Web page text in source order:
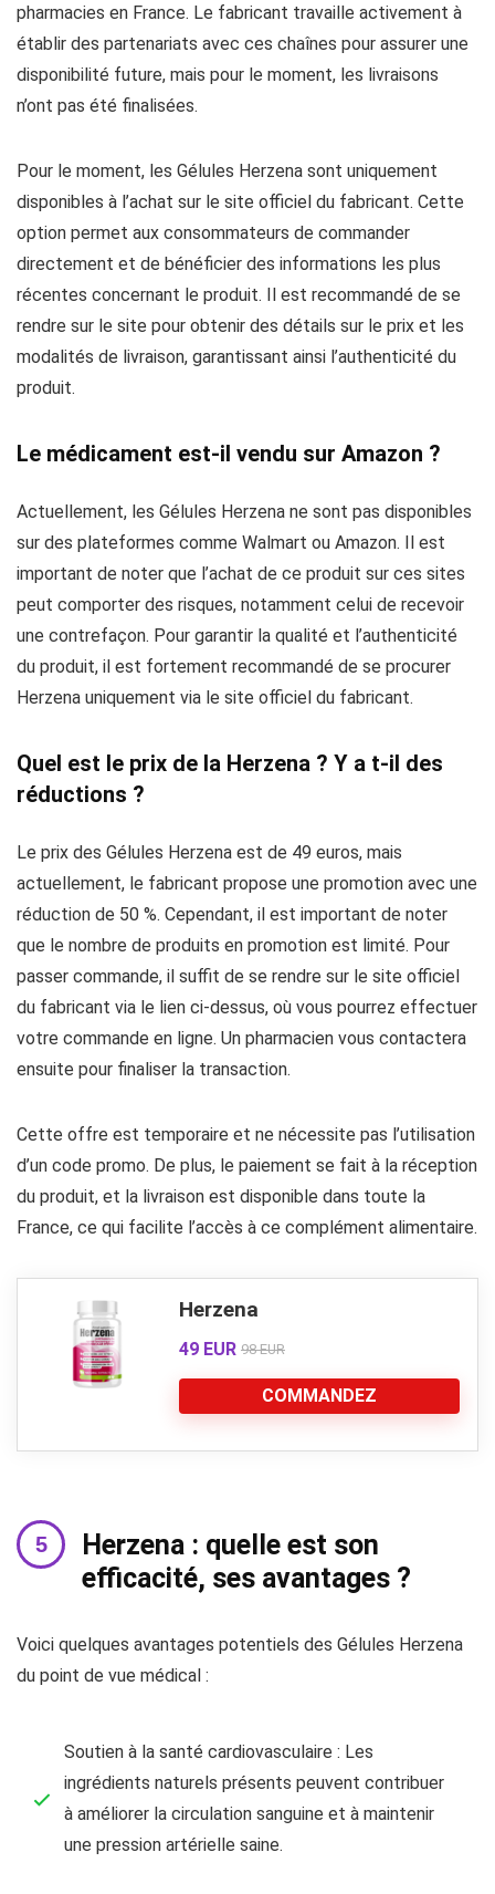
pharmacies en France. Le fabricant travaille activement à
établir des partenariats avec ces chaînes pour assurer une
disponibilité future, mais pour le moment, les livraisons
n’ont pas été finalisées.
Pour le moment, les Gélules Herzena sont uniquement
disponibles à l’achat sur le site officiel du fabricant. Cette
option permet aux consommateurs de commander
directement et de bénéficier des informations les plus
récentes concernant le produit. Il est recommandé de se
rendre sur le site pour obtenir des détails sur le prix et les
modalités de livraison, garantissant ainsi l’authenticité du
produit.
Le médicament est-il vendu sur Amazon ?
Actuellement, les Gélules Herzena ne sont pas disponibles
sur des plateformes comme Walmart ou Amazon. Il est
important de noter que l’achat de ce produit sur ces sites
peut comporter des risques, notamment celui de recevoir
une contrefaçon. Pour garantir la qualité et l’authenticité
du produit, il est fortement recommandé de se procurer
Herzena uniquement via le site officiel du fabricant.
Quel est le prix de la Herzena ? Y a t-il des
réductions ?
Le prix des Gélules Herzena est de 49 euros, mais
actuellement, le fabricant propose une promotion avec une
réduction de 50 %. Cependant, il est important de noter
que le nombre de produits en promotion est limité. Pour
passer commande, il suffit de se rendre sur le site officiel
du fabricant via le lien ci-dessus, où vous pourrez effectuer
votre commande en ligne. Un pharmacien vous contactera
ensuite pour finaliser la transaction.
Cette offre est temporaire et ne nécessite pas l’utilisation
d’un code promo. De plus, le paiement se fait à la réception
du produit, et la livraison est disponible dans toute la
France, ce qui facilite l’accès à ce complément alimentaire.
Herzena
49 EUR 98 EUR
COMMANDEZ
Herzena : quelle est son
efficacité, ses avantages ?
Voici quelques avantages potentiels des Gélules Herzena
du point de vue médical :
Soutien à la santé cardiovasculaire : Les
ingrédients naturels présents peuvent contribuer
à améliorer la circulation sanguine et à maintenir
une pression artérielle saine.